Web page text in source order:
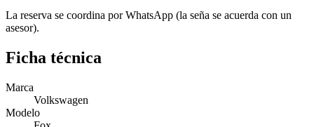
La reserva se coordina por WhatsApp (la seña se acuerda con un
asesor).
Ficha técnica
Marca
Volkswagen
Modelo